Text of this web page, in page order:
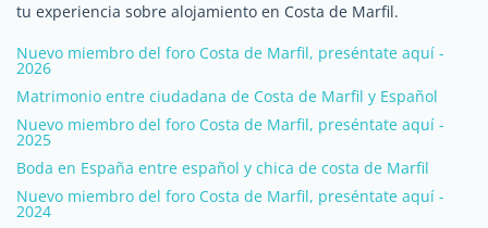
tu experiencia sobre alojamiento en Costa de Marfil.
Nuevo miembro del foro Costa de Marfil, preséntate aquí -
2026
Matrimonio entre ciudadana de Costa de Marfil y Español
Nuevo miembro del foro Costa de Marfil, preséntate aquí -
2025
Boda en España entre español y chica de costa de Marfil
Nuevo miembro del foro Costa de Marfil, preséntate aquí -
2024